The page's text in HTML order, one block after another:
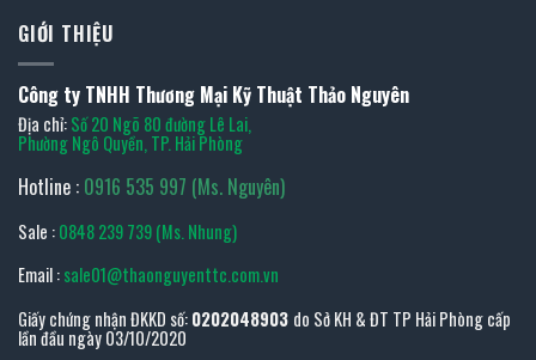
GIỚI THIỆU
Công ty TNHH Thương Mại Kỹ Thuật Thảo Nguyên
Địa chỉ:Số 20 Ngõ 80 đường Lê Lai,
Phường Ngô Quyền, TP. Hải Phòng
Hotline : 0916 535 997 (Ms. Nguyên)
Sale :0848 239 739 (Ms. Nhung)
Email :sale01@thaonguyenttc.com.vn
Giấy chứng nhận ĐKKD số:0202048903 do Sở KH & ĐT TP Hải Phòng cấp
lần đầu ngày 03/10/2020